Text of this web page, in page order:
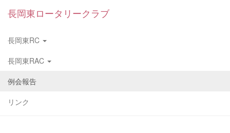
長岡東ロータリークラブ
長岡東RC
長岡東RAC
例会報告
リンク